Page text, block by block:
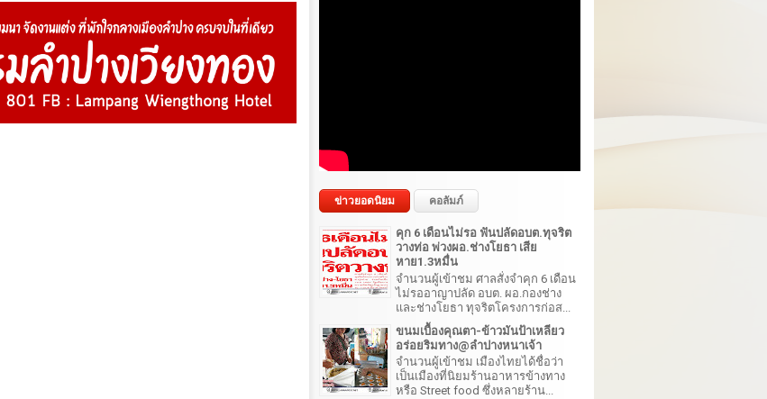
ข่าวยอดนิยม คอลัมภ์
คุก 6 เดือนไม่รอ ฟันปลัดอบต.ทุจริต
วางท่อ พ่วงผอ.ช่างโยธา เสีย
หาย1.3หมื่น
จำนวนผู้เข้าชม ศาลสั่งจำคุก 6 เดือน
ไม่รออาญาปลัด อบต. ผอ.กองช่าง
และช่างโยธา ทุจริตโครงการก่อส...
ขนมเบื้องคุณตา-ข้าวมันป้าเหลียว
อร่อยริมทาง@ลำปางหนาเจ้า
จำนวนผู้เข้าชม เมืองไทยได้ชื่อว่า
เป็นเมืองที่นิยมร้านอาหารข้างทาง
หรือ Street food ซึ่งหลายร้าน...